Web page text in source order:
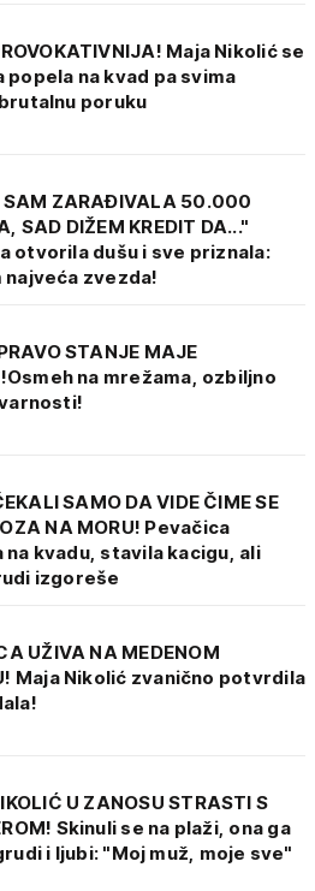
Maja Nikolić se
popela na kvad pa svima
poruku
SAM ZARAĐIVALA 50.000
SAD DIŽEM KREDIT DA..."
otvorila dušu i sve priznala:
najveća zvezda!
STANJE MAJE
na mrežama, ozbiljno
SAMO DA VIDE ČIME SE
NA MORU! Pevačica
na kvadu, stavila kacigu, ali
izgoreše
UŽIVA NA MEDENOM
Maja Nikolić zvanično potvrdila
U ZANOSU STRASTI S
Skinuli se na plaži, ona ga
i ljubi: "Moj muž, moje sve"